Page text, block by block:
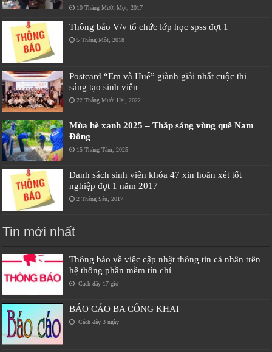
10 Tháng Mười Một, 2017
Thông báo V/v tổ chức lớp học spss đợt 1
5 Tháng Một, 2018
Postcard “Em và Huế” giành giải nhất cuộc thi
sáng tạo sinh viên
22 Tháng Mười Hai, 2022
Mùa hè xanh 2025 – Thắp sáng vùng quê Nam
Đông
15 Tháng Tám, 2025
Danh sách sinh viên khóa 47 xin hoãn xét tốt
nghiệp đợt 1 năm 2017
2 Tháng Sáu, 2017
Tin mới nhất
Thông báo về việc cập nhật thông tin cá nhân trên
hệ thống phần mềm tín chỉ
Cách đây 17 giờ
BÁO CÁO BA CÔNG KHAI
Cách đây 3 ngày